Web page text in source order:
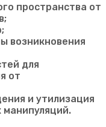
пространства от
возникновения
для
от
и утилизация
манипуляций.